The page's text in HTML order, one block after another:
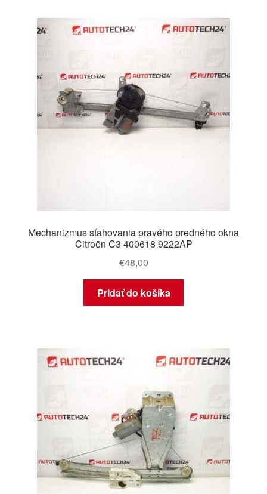
Mechanizmus sťahovania pravého predného okna
Citroën C3 400618 9222AP
€48,00
Pridať do košíka